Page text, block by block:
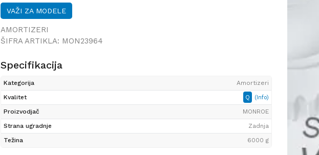
VAŽI ZA MODELE
AMORTIZERI
ŠIFRA ARTIKLA: MON23964
Specifikacija
Kategorija
Amortizeri
Kvalitet
Q (Info)
Proizvodjač
MONROE
Strana ugradnje
Zadnja
Težina
6000 g